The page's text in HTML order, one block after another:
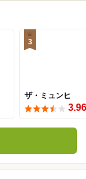
3
ザ・ミュンヒ
3.96